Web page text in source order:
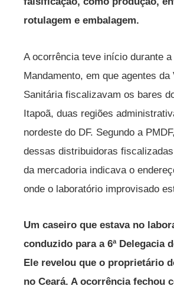
rotulagem e embalagem.
A ocorrência teve início durante a
Mandamento, em que agentes da
Sanitária fiscalizavam os bares
Itapoã, duas regiões
nordeste do DF. Segundo a
dessas distribuidoras
da mercadoria indicava o
onde o laboratório improvisado
Um caseiro que estava no
conduzido para a 6ª Delegacia
Ele revelou que o proprietário
no Ceará. A ocorrência fechou